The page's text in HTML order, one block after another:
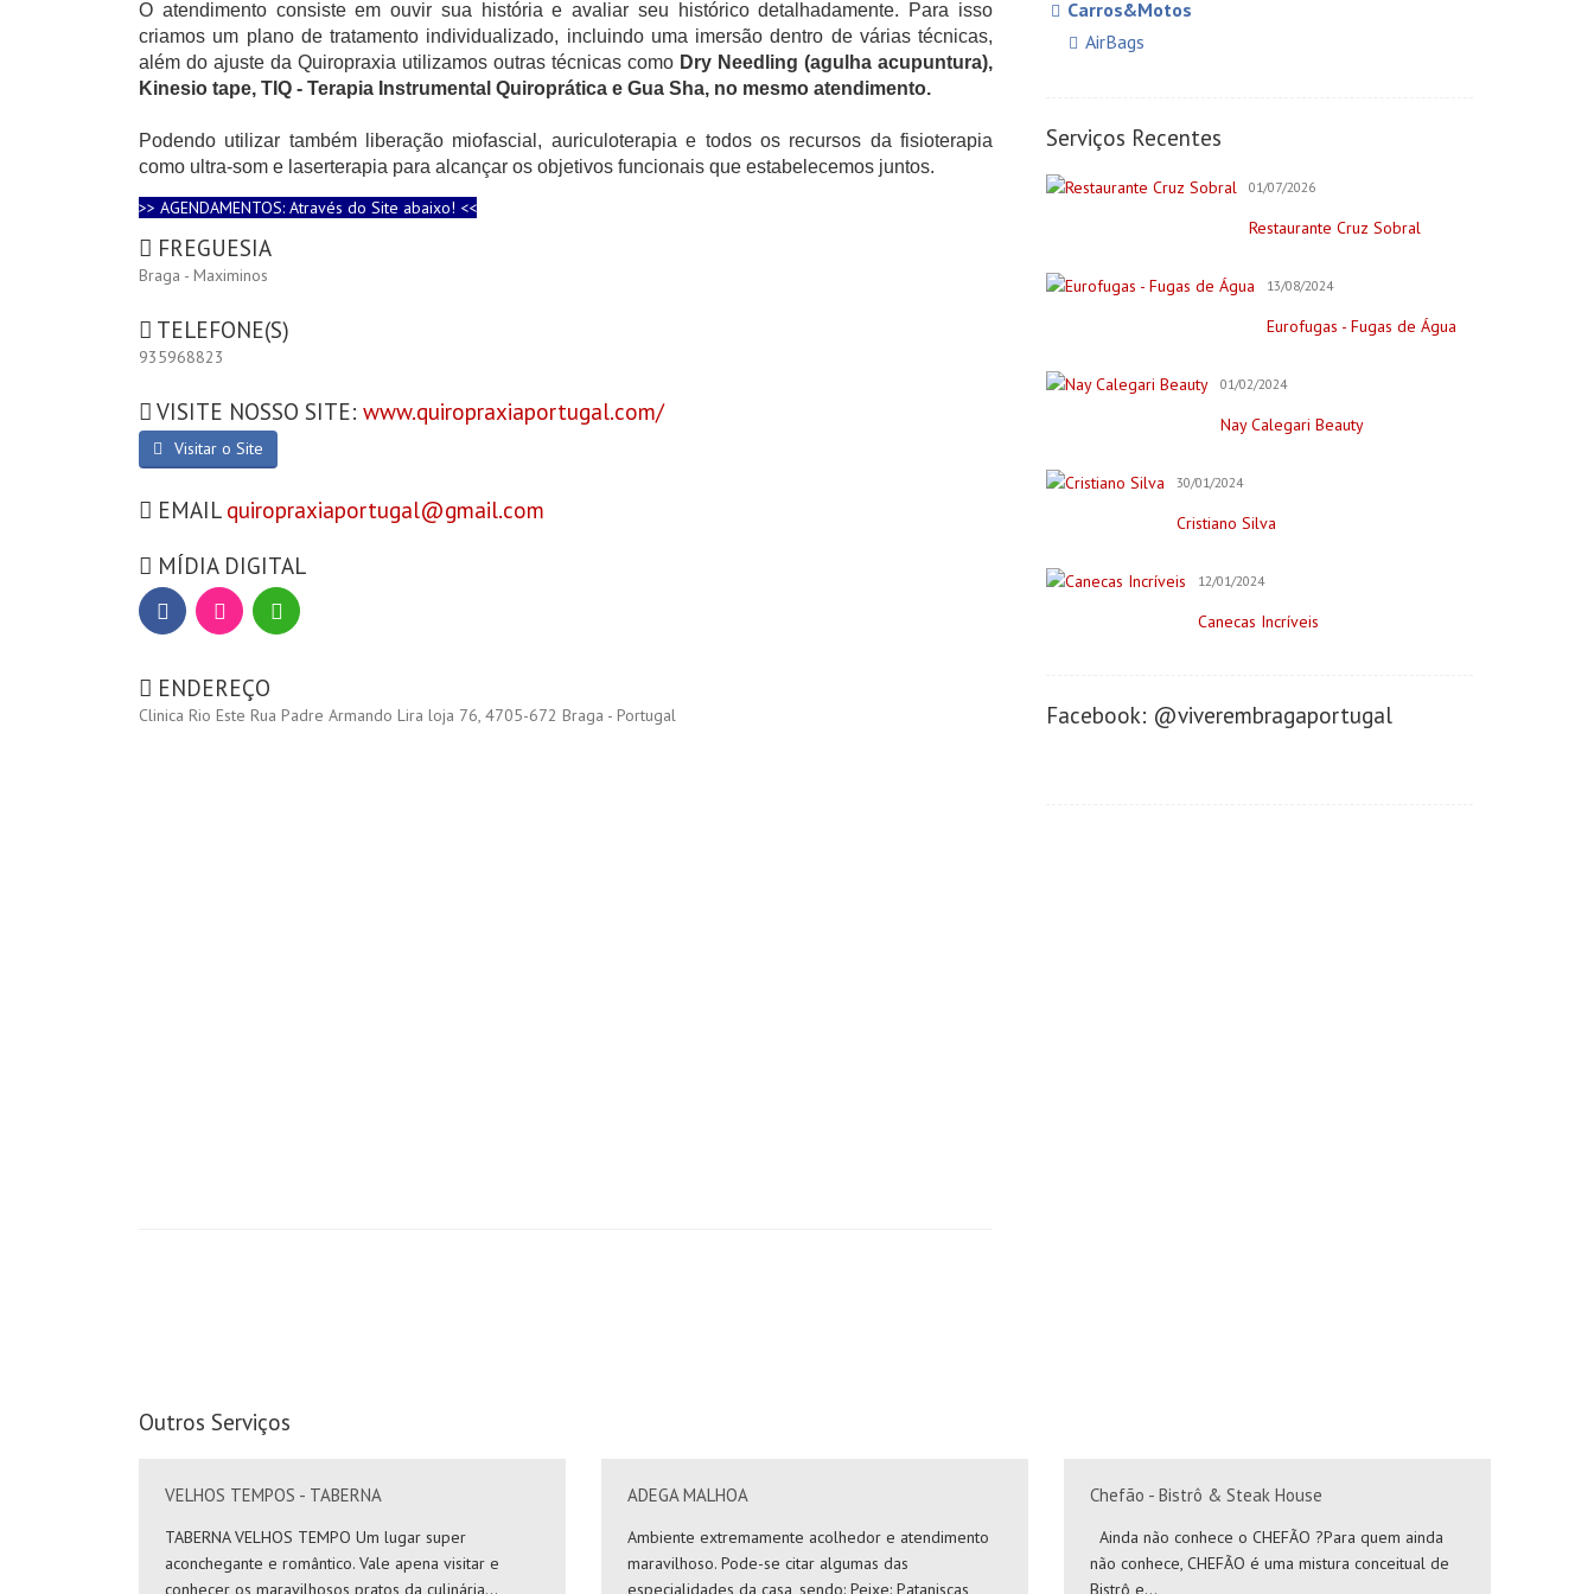
O atendimento consiste em ouvir sua história e avaliar seu histórico detalhadamente. Para isso
criamos um plano de tratamento individualizado, incluindo uma imersão dentro de várias técnicas,
além do ajuste da Quiropraxia utilizamos outras técnicas como Dry Needling (agulha acupuntura),
Kinesio tape, TIQ - Terapia Instrumental Quiroprática e Gua Sha, no mesmo atendimento.
Podendo utilizar também liberação miofascial, auriculoterapia e todos os recursos da fisioterapia
como ultra-som e laserterapia para alcançar os objetivos funcionais que estabelecemos juntos.
>> AGENDAMENTOS: Através do Site abaixo! <<
FREGUESIA
Braga - Maximinos
TELEFONE(S)
935968823
VISITE NOSSO SITE: www.quiropraxiaportugal.com/
Visitar o Site
EMAIL quiropraxiaportugal@gmail.com
MÍDIA DIGITAL
ENDEREÇO
Clinica Rio Este Rua Padre Armando Lira loja 76, 4705-672 Braga - Portugal
Carros&Motos
AirBags
Pintores
Creche/Jardim Infância
Bolos
Decorações e Espaços
Fitness
Negócios/Serviços
Cafeterias/Lachonetes
Fugas de Água
Lavanderia Self-Service
Recuperadores De Calor - Lareira
Serviços Recentes
01/07/2026
Restaurante Cruz Sobral
13/08/2024
Eurofugas - Fugas de Água
01/02/2024
Nay Calegari Beauty
30/01/2024
Cristiano Silva
12/01/2024
Canecas Incríveis
Facebook: @viverembragaportugal
Outros Serviços
VELHOS TEMPOS - TABERNA
TABERNA VELHOS TEMPO Um lugar super
aconchegante e romântico. Vale apena visitar e
conhecer os maravilhosos pratos da culinária...
ADEGA MALHOA
Ambiente extremamente acolhedor e atendimento
maravilhoso. Pode-se citar algumas das
especialidades da casa, sendo: Peixe: Pataniscas
Chefão - Bistrô & Steak House
Ainda não conhece o CHEFÃO ?Para quem ainda
não conhece, CHEFÃO é uma mistura conceitual de
Bistrô e...